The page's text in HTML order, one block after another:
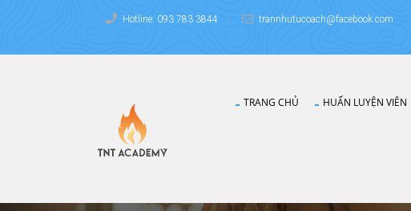
Hotline: 093 783 3844 trannhutucoach@facebook.com
TRANG CHỦ HUẤN LUYỆN VIÊN